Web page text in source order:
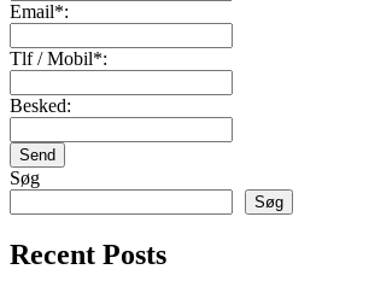
Email*:
Tlf / Mobil*:
Besked:
Send
Søg
Søg
Recent Posts